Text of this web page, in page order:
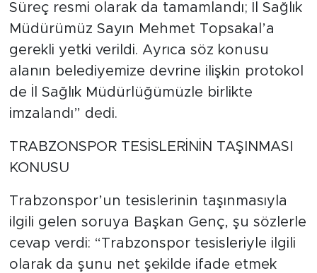
Süreç resmi olarak da tamamlandı; İl Sağlık
Müdürümüz Sayın Mehmet Topsakal’a
gerekli yetki verildi. Ayrıca söz konusu
alanın belediyemize devrine ilişkin protokol
de İl Sağlık Müdürlüğümüzle birlikte
imzalandı” dedi.
TRABZONSPOR TESİSLERİNİN TAŞINMASI
KONUSU
Trabzonspor’un tesislerinin taşınmasıyla
ilgili gelen soruya Başkan Genç, şu sözlerle
cevap verdi: “Trabzonspor tesisleriyle ilgili
olarak da şunu net şekilde ifade etmek